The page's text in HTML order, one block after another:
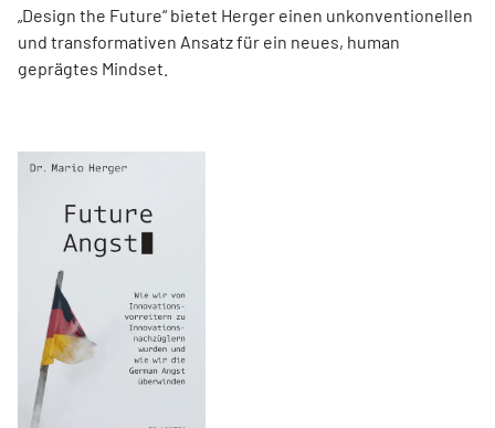
„Design the Future“ bietet Herger einen unkonventionellen
und transformativen Ansatz für ein neues, human
geprägtes Mindset.